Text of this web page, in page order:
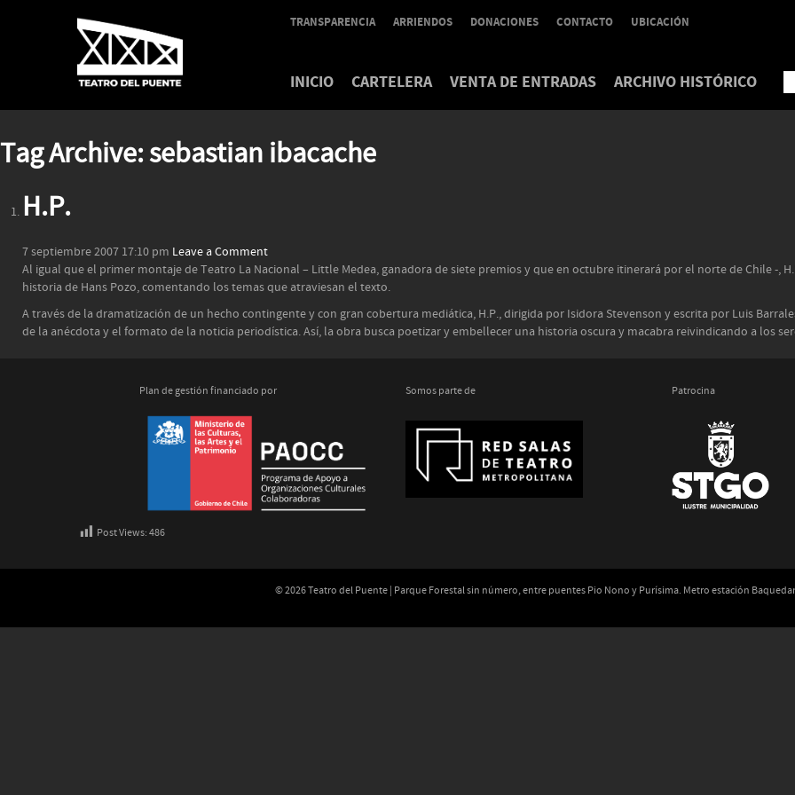
TRANSPARENCIA ARRIENDOS DONACIONES CONTACTO UBICACIÓN
INICIO CARTELERA VENTA DE ENTRADAS ARCHIVO HISTÓRICO
Tag Archive: sebastian ibacache
H.P.
7 septiembre 2007 17:10 pm Leave a Comment
Al igual que el primer montaje de Teatro La Nacional – Little Medea, ganadora de siete premios y que en octubre itinerará por el norte de Chile -,
historia de Hans Pozo, comentando los temas que atraviesan el texto.
A través de la dramatización de un hecho contingente y con gran cobertura mediática, H.P., dirigida por Isidora Stevenson y escrita por Luis
de la anécdota y el formato de la noticia periodística. Así, la obra busca poetizar y embellecer una historia oscura y macabra reivindicando a los
Plan de gestión financiado por Somos parte de Patrocina
Post Views:486
© 2026 Teatro del Puente | Parque Forestal sin número, entre puentes Pio Nono y Purísima. Metro estación